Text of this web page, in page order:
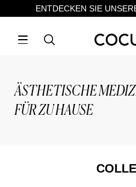
ENTDECKEN SIE
ÄSTHETISCHE
FÜR ZU HAUSE